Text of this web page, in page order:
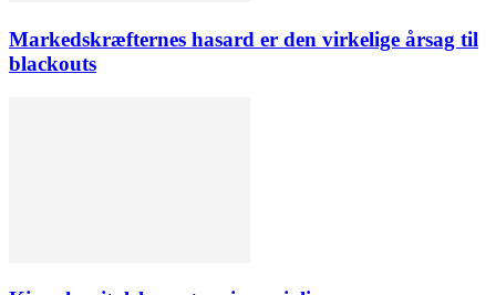
Markedskræfternes hasard er den virkelige årsag til
blackouts